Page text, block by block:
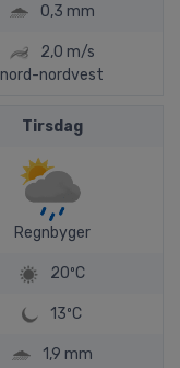
0,3 mm
2,0 m/s
nord-nordvest
Tirsdag
Regnbyger
20ºC
13ºC
1,9 mm